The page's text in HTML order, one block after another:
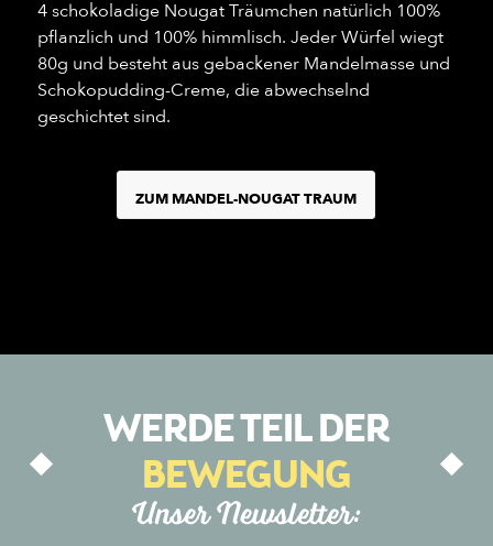
4 schokoladige Nougat Träumchen natürlich 100%
pflanzlich und 100% himmlisch. Jeder Würfel wiegt
80g und besteht aus gebackener Mandelmasse und
Schokopudding-Creme, die abwechselnd
geschichtet sind.
ZUM MANDEL-NOUGAT TRAUM
WERDE TEIL DER
BEWEGUNG
Unser Newsletter: